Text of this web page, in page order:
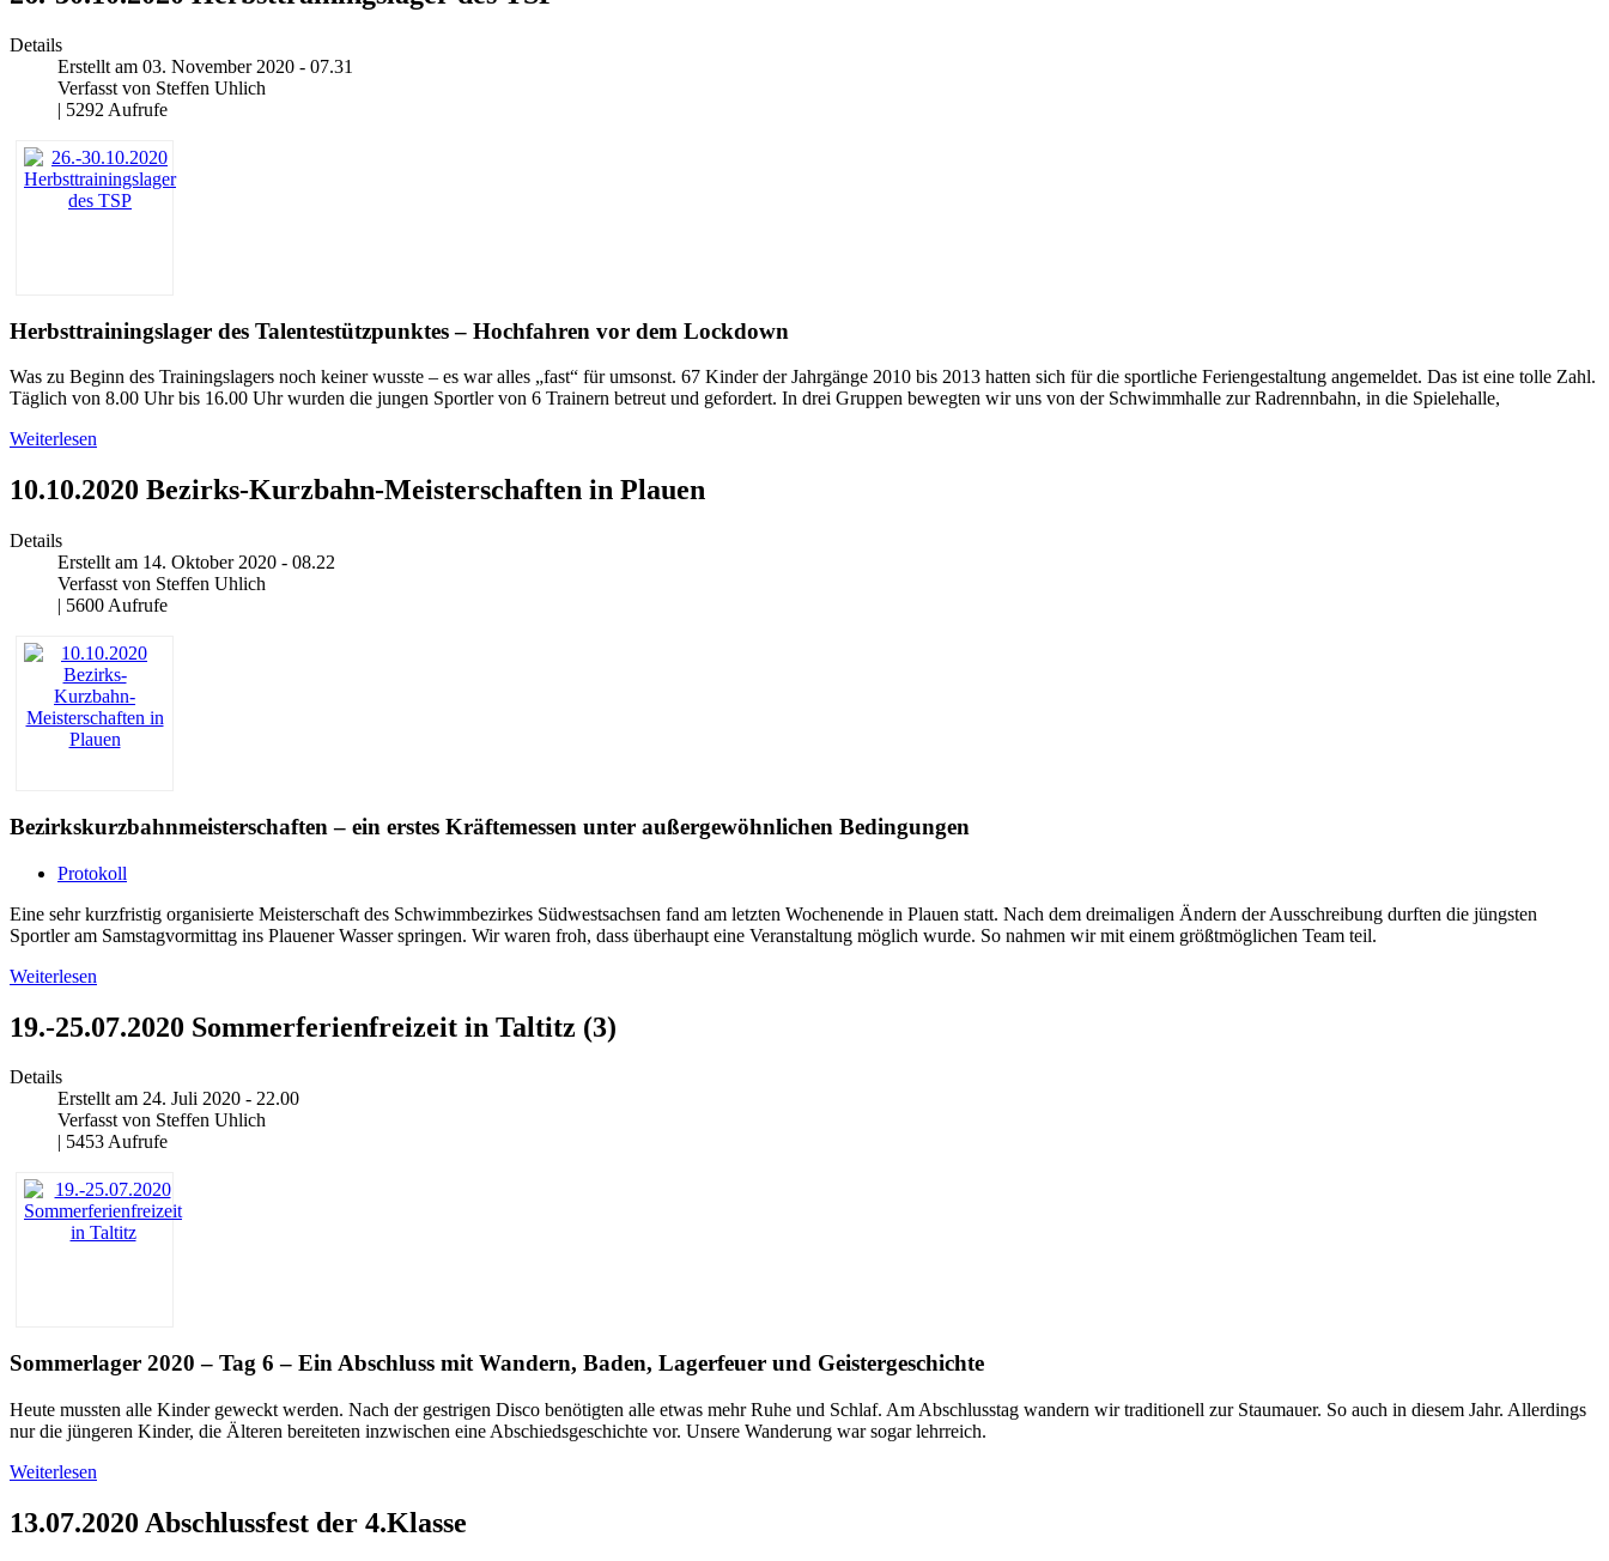
Details
Erstellt am 03. November 2020 - 07.31
Verfasst von Steffen Uhlich
| 5292 Aufrufe
Herbsttrainingslager des Talentestützpunktes – Hochfahren vor dem Lockdown
Was zu Beginn des Trainingslagers noch keiner wusste – es war alles „fast“ für umsonst. 67 Kinder der Jahrgänge 2010 bis 2013 hatten sich für die sportliche Feriengestaltung angemeldet. Das ist eine tolle Zahl.
Täglich von 8.00 Uhr bis 16.00 Uhr wurden die jungen Sportler von 6 Trainern betreut und gefordert. In drei Gruppen bewegten wir uns von der Schwimmhalle zur Radrennbahn, in die Spielehalle,
Weiterlesen
10.10.2020 Bezirks-Kurzbahn-Meisterschaften in Plauen
Details
Erstellt am 14. Oktober 2020 - 08.22
Verfasst von Steffen Uhlich
| 5600 Aufrufe
Bezirkskurzbahnmeisterschaften – ein erstes Kräftemessen unter außergewöhnlichen Bedingungen
Protokoll
Eine sehr kurzfristig organisierte Meisterschaft des Schwimmbezirkes Südwestsachsen fand am letzten Wochenende in Plauen statt. Nach dem dreimaligen Ändern der Ausschreibung durften die jüngsten
Sportler am Samstagvormittag ins Plauener Wasser springen. Wir waren froh, dass überhaupt eine Veranstaltung möglich wurde. So nahmen wir mit einem größtmöglichen Team teil.
Weiterlesen
19.-25.07.2020 Sommerferienfreizeit in Taltitz (3)
Details
Erstellt am 24. Juli 2020 - 22.00
Verfasst von Steffen Uhlich
| 5453 Aufrufe
Sommerlager 2020 – Tag 6 – Ein Abschluss mit Wandern, Baden, Lagerfeuer und Geistergeschichte
Heute mussten alle Kinder geweckt werden. Nach der gestrigen Disco benötigten alle etwas mehr Ruhe und Schlaf. Am Abschlusstag wandern wir traditionell zur Staumauer. So auch in diesem Jahr. Allerdings
nur die jüngeren Kinder, die Älteren bereiteten inzwischen eine Abschiedsgeschichte vor. Unsere Wanderung war sogar lehrreich.
Weiterlesen
13.07.2020 Abschlussfest der 4.Klasse